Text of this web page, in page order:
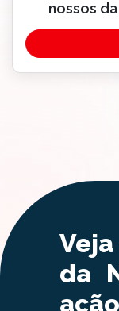
nossos
da
ação